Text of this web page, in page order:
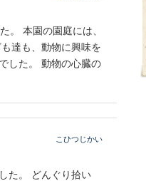
。 本園の園庭には、
達も、動物に興味を
した。 動物の心臓の
こひつじかい
た。 どんぐり拾い